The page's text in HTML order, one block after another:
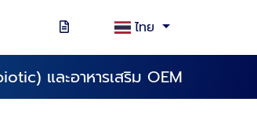
ไทย
และอาหารเสริม OEM